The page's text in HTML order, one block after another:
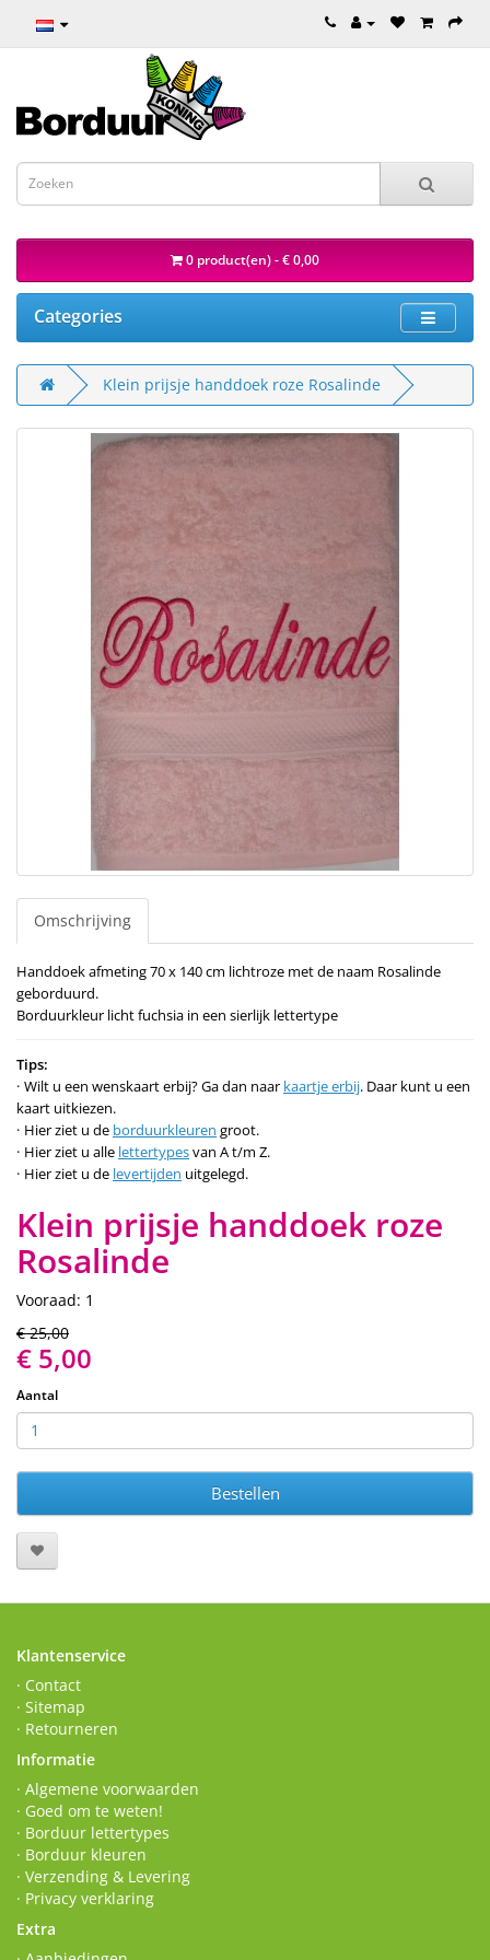
0 product(en) - € 0,00
Categories
Klein prijsje handdoek roze Rosalinde
Omschrijving
Handdoek afmeting 70 x 140 cm lichtroze met de naam Rosalinde
geborduurd.
Borduurkleur licht fuchsia in een sierlijk lettertype
Tips:
Wilt u een wenskaart erbij? Ga dan naar kaartje erbij. Daar kunt u een
kaart uitkiezen.
Hier ziet u de borduurkleuren groot.
Hier ziet u alle lettertypesvan A t/m Z.
Hier ziet u de levertijden uitgelegd.
Klein prijsje handdoek roze
Rosalinde
Vooraad: 1
€ 25,00
€ 5,00
Aantal
Bestellen
Klantenservice
· Contact
· Sitemap
· Retourneren
Informatie
· Algemene voorwaarden
· Goed om te weten!
· Borduur lettertypes
· Borduur kleuren
· Verzending & Levering
· Privacy verklaring
Extra